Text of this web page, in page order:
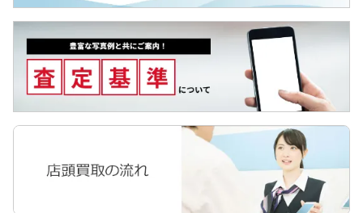
Pixel 3a
Pixel 3 XL
Pixel 3
Surface
Galaxyタブ
Pixel Tab